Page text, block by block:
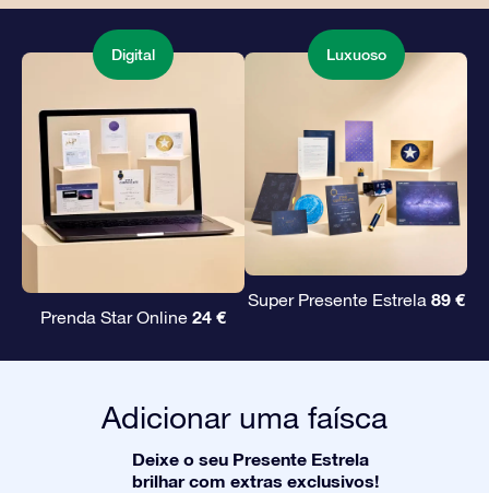
Digital
Prenda Star Online 24 €
Luxuoso
Super Presente Estrela 89 €
Adicionar uma faísca
Deixe o seu Presente Estrela
brilhar com extras exclusivos!